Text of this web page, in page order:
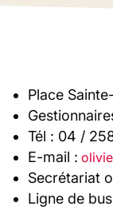
Place
Tél : 04 /
E-mail :
Secrétariat
Ligne de